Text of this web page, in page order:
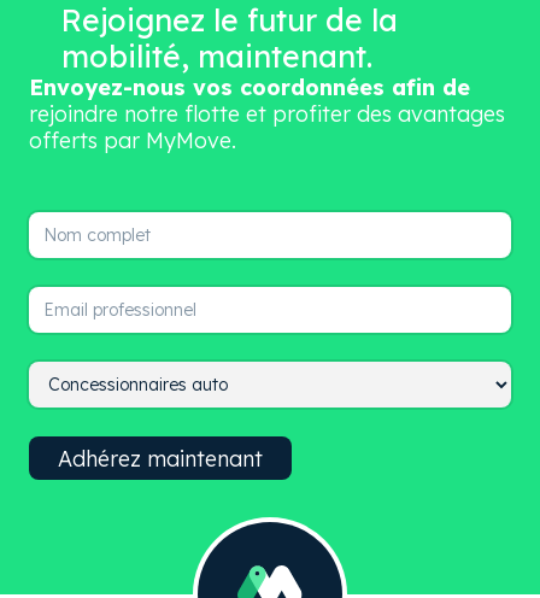
Rejoignez le futur de la
mobilité, maintenant.
Envoyez-nous vos coordonnées afin de
rejoindre notre flotte et profiter des avantages
offerts par MyMove.